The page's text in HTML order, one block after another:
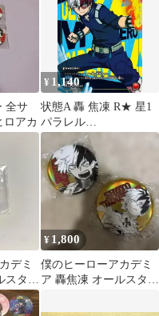
全サ
ロアカ
¥ 1,140
状態A 轟 焦凍 R★ 星1
パラレル
UA10BT/MHA-1-080 ユ
ニオンアリーナ UNION
ARENA ユニアリ
デミ
スター
¥ 1,800
僕のヒーローアカデミ
ア 轟焦凍 オールスター